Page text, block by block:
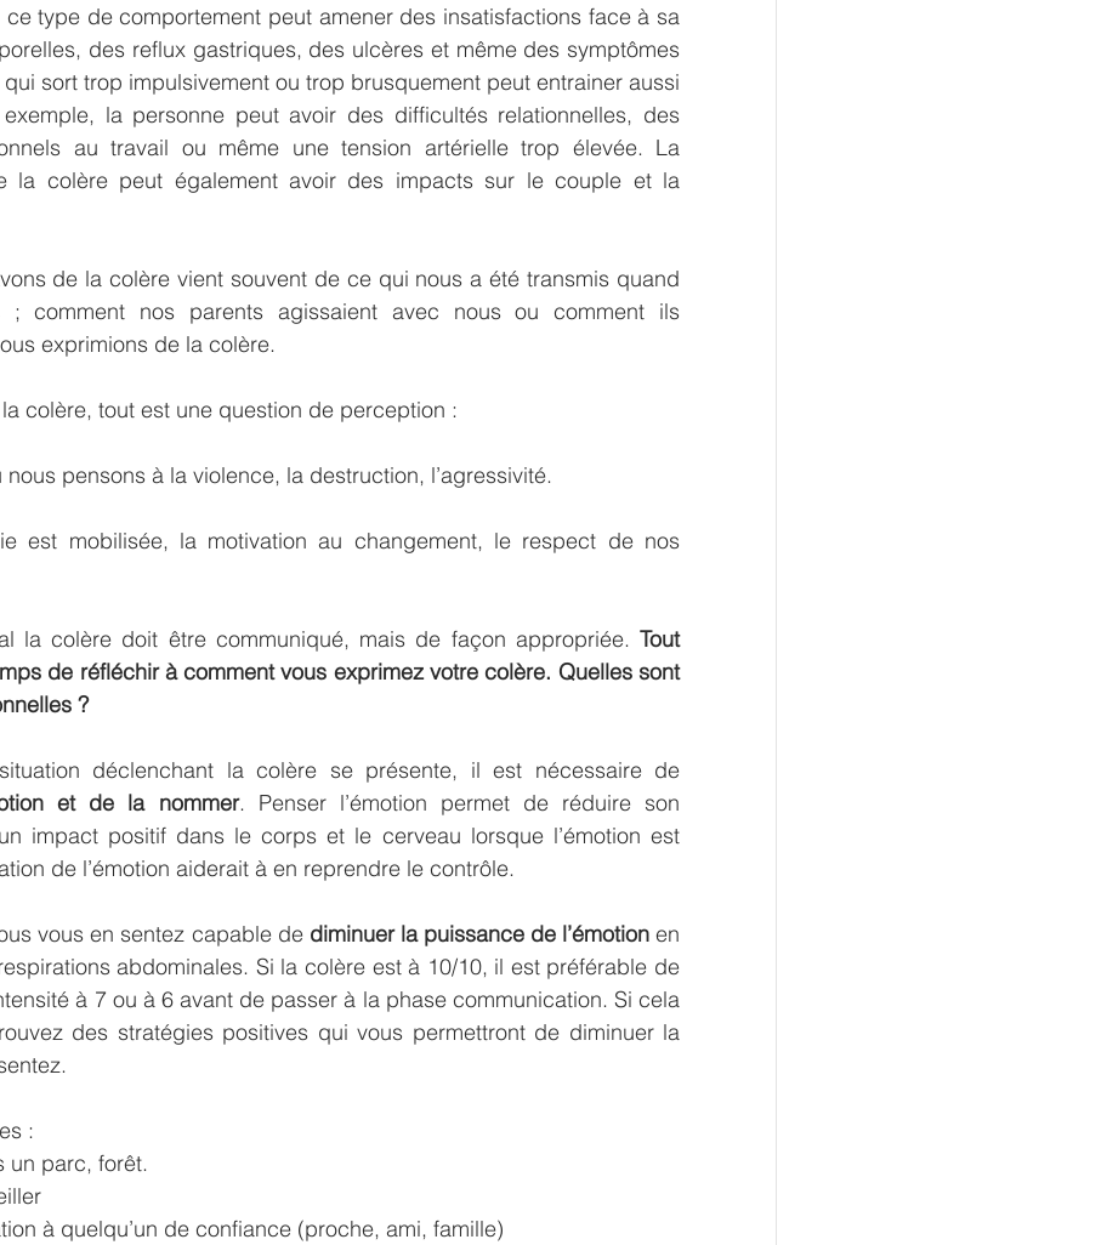
type de comportement peut amener des insatisfactions face à sa
des reflux gastriques, des ulcères et même des symptômes
sort trop impulsivement ou trop brusquement peut entrainer aussi
la personne peut avoir des difficultés relationnelles, des
au travail ou même une tension artérielle trop élevée. La
la colère peut également avoir des impacts sur le couple et la
de la colère vient souvent de ce qui nous a été transmis quand
; comment nos parents agissaient avec nous ou comment ils
exprimions de la colère.
colère, tout est une question de perception :
pensons à la violence, la destruction, l’agressivité.
est mobilisée, la motivation au changement, le respect de nos
la colère doit être communiqué, mais de façon appropriée. Tout
de réfléchir à comment vous exprimez votre colère. Quelles sont
?
et de la nommer. Penser l’émotion permet de réduire son
impact positif dans le corps et le cerveau lorsque l’émotion est
de l’émotion aiderait à en reprendre le contrôle.
vous en sentez capable de diminuer la puissance de l’émotion en
abdominales. Si la colère est à 10/10, il est préférable de
à 7 ou à 6 avant de passer à la phase communication. Si cela
des stratégies positives qui vous permettront de diminuer la
:
un parc, forêt.
à quelqu’un de confiance (proche, ami, famille)